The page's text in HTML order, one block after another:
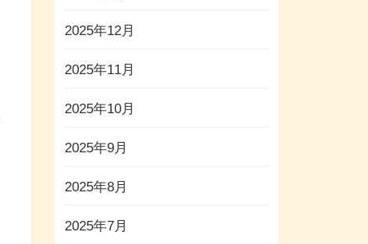
2025年12月
2025年11月
2025年10月
2025年9月
2025年8月
2025年7月